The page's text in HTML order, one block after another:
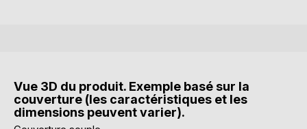
Vue 3D du produit. Exemple basé sur la
couverture (les caractéristiques et les
dimensions peuvent varier).